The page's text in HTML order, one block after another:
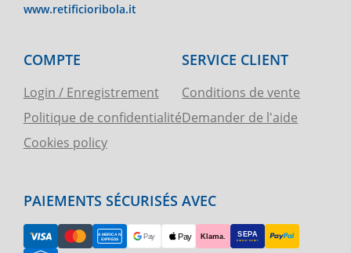
www.retificioribola.it
COMPTE
Login / Enregistrement
Politique de confidentialité
Cookies policy
SERVICE CLIENT
Conditions de vente
Demander de l'aide
PAIEMENTS SÉCURISÉS AVEC